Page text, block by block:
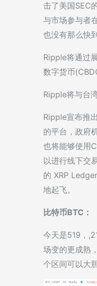
击了美国SEC
与市场参与者
也没有那么快
Ripple将通过
数字货币
Ripple将与台
Ripple宣布推
的平台，政府
也将能够使用
以进行线下交
的 XRP
地起飞。
比特币BTC：
今天是519，
场变的更成熟
个区间可以大